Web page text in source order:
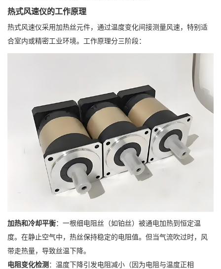
热式风速仪的工作原理
热式风速仪采用加热丝元件，通过温度变化间接测量风速，特别适
合室内或精密工业环境。工作原理分三阶段：
加热和冷却平衡：一根细电阻丝（如铂丝）被通电加热到恒定温
度。在静止空气中，热丝保持稳定的电阻值。但当气流吹过时，风
带走热量，导致丝温下降。
电阻变化检测 ：温度下降引发电阻减小（因为电阻与温度正相